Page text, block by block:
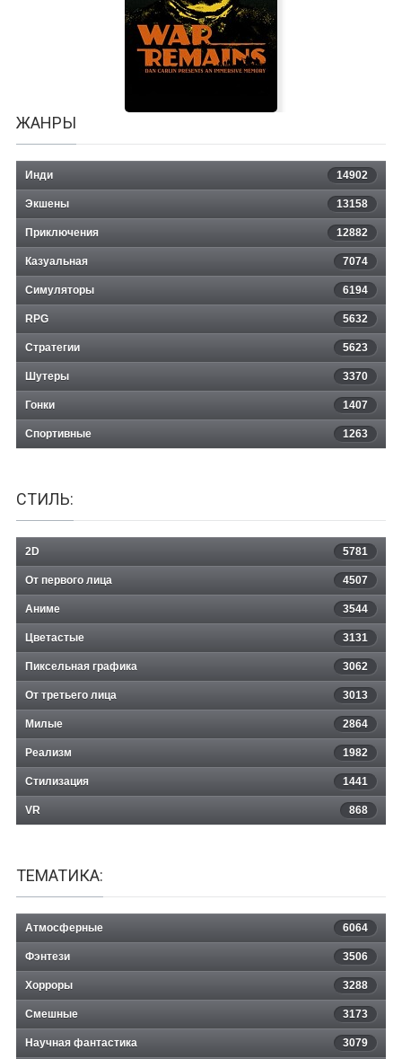
Clustertruck
War Remains: Dan Carlin Presents
ЖАНРЫ
Инди 14902
Экшены 13158
Приключения 12882
Казуальная 7074
Симуляторы 6194
RPG 5632
Стратегии 5623
Шутеры 3370
Гонки 1407
Спортивные 1263
СТИЛЬ:
2D 5781
От первого лица 4507
Аниме 3544
Цветастые 3131
Пиксельная графика 3062
От третьего лица 3013
Милые 2864
Реализм 1982
Стилизация 1441
VR 868
ТЕМАТИКА:
Атмосферные 6064
Фэнтези 3506
Хорроры 3288
Смешные 3173
Научная фантастика 3079